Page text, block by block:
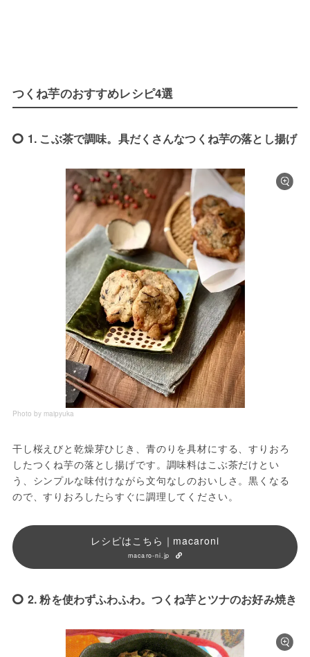
つくね芋のおすすめレシピ4選
1. こぶ茶で調味。具だくさんなつくね芋の落とし揚げ
Photo by maipyuka
干し桜えびと乾燥芽ひじき、青のりを具材にする、すりおろ
したつくね芋の落とし揚げです。調味料はこぶ茶だけとい
う、シンプルな味付けながら文句なしのおいしさ。黒くなる
ので、すりおろしたらすぐに調理してください。
レシピはこちら｜macaroni
macaro-ni.jp
2. 粉を使わずふわふわ。つくね芋とツナのお好み焼き